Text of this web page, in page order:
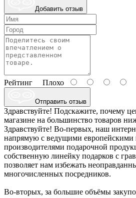
Добавить отзыв
Рейтинг Плохо
Отправить отзыв
Здравствуйте! Подскажите, почему
магазине на большинство товаров
Здравствуйте! Во-первых, наш
напрямую с ведущими европейскими
производителями подарочной
собственную линейку подарков с
позволяет нам избежать
многочисленных посредников.
Во-вторых, за большие объёмы